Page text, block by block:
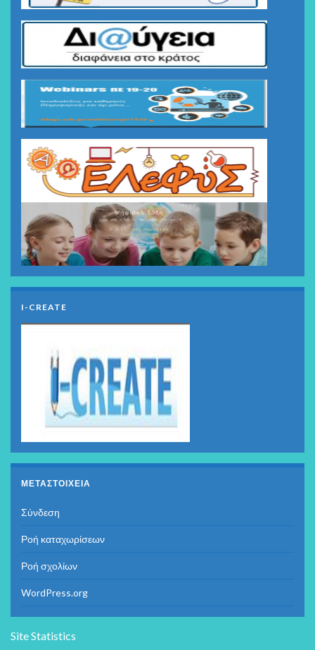
I-CREATE
ΜΕΤΑΣΤΟΙΧΕΊΑ
Σύνδεση
Ροή καταχωρίσεων
Ροή σχολίων
WordPress.org
Site Statistics